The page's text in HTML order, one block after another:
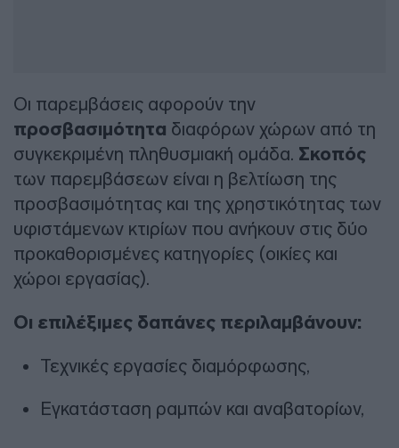
Οι παρεμβάσεις αφορούν την
προσβασιμότητα διαφόρων χώρων από τη
συγκεκριμένη πληθυσμιακή ομάδα. Σκοπός
των παρεμβάσεων είναι η βελτίωση της
προσβασιμότητας και της χρηστικότητας των
υφιστάμενων κτιρίων που ανήκουν στις δύο
προκαθορισμένες κατηγορίες (οικίες και
χώροι εργασίας).
Οι επιλέξιμες δαπάνες περιλαμβάνουν:
Τεχνικές εργασίες διαμόρφωσης,
Εγκατάσταση ραμπών και αναβατορίων,